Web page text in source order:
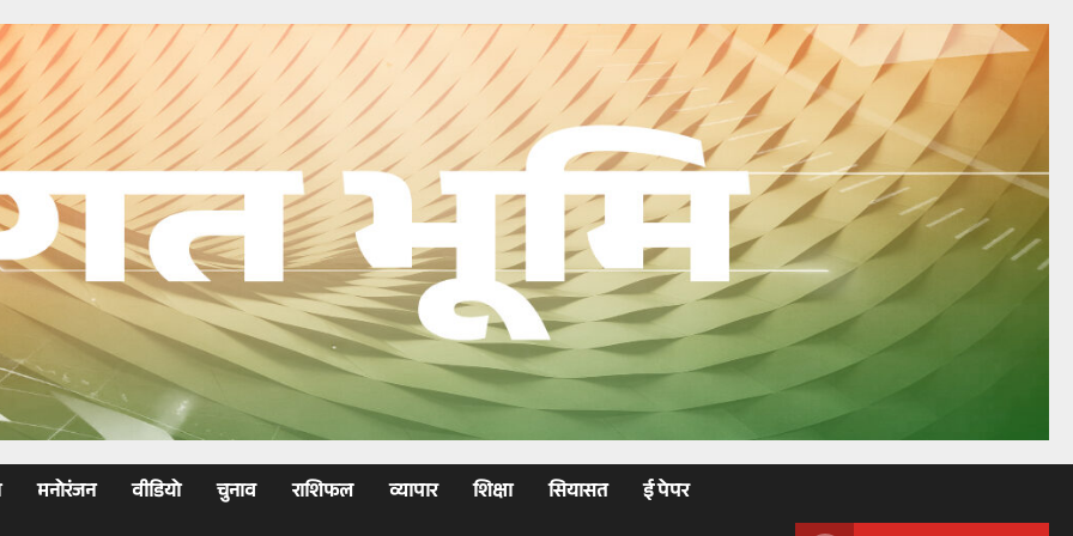
मनोरंजन वीडियो चुनाव राशिफल व्यापार शिक्षा सियासत
ई पेपर